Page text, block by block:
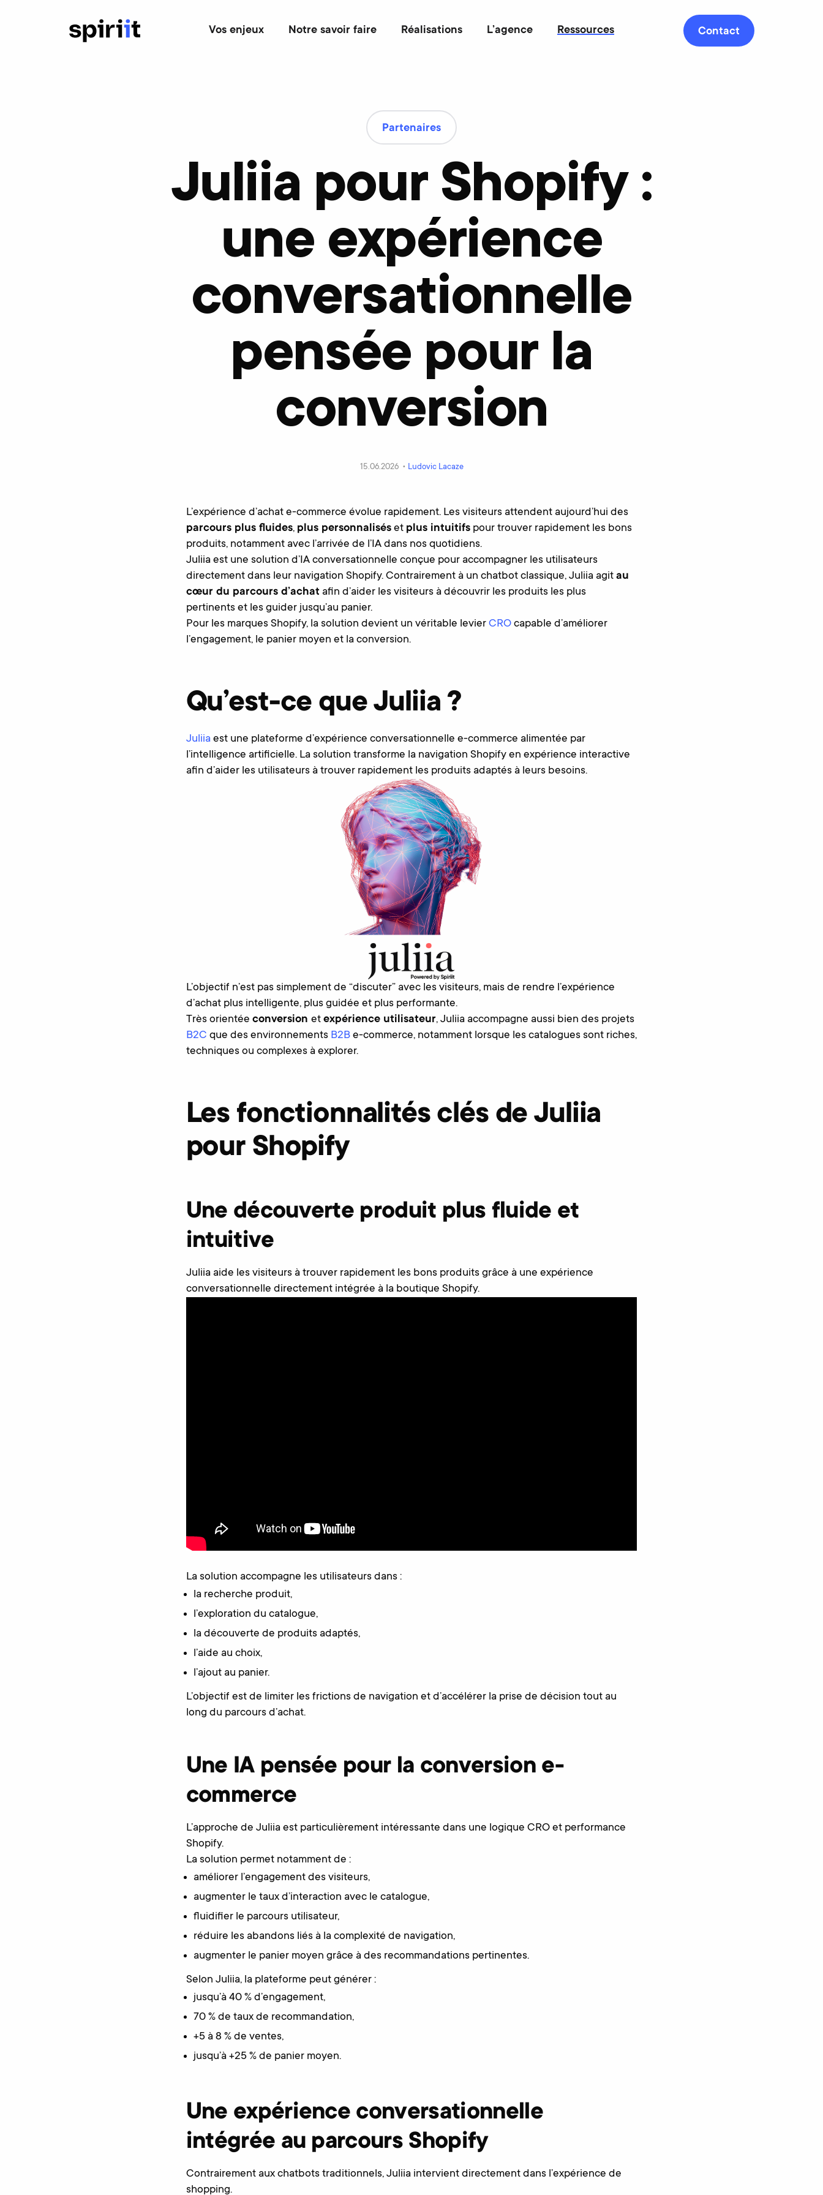
Vos enjeux Notre savoir faire Réalisations L’agence Ressources Contact
Partenaires
Juliia pour Shopify :
une expérience
conversationnelle
pensée pour la
conversion
15.06.2026 • Ludovic Lacaze
L’expérience d’achat e-commerce évolue rapidement. Les visiteurs attendent aujourd’hui des
parcours plus fluides, plus personnaliséset plus intuitifspour trouver rapidement les bons
produits, notamment avec l’arrivée de l’IA dans nos quotidiens.
Juliia est une solution d’IA conversationnelle conçue pour accompagner les utilisateurs
directement dans leur navigation Shopify. Contrairement à un chatbot classique, Juliia agit au
cœur du parcours d’achatafin d’aider les visiteurs à découvrir les produits les plus
pertinents et les guider jusqu’au panier.
Pour les marques Shopify, la solution devient un véritable levier CROcapable d’améliorer
l’engagement, le panier moyen et la conversion.
Qu’est-ce que Juliia ?
Juliia est une plateforme d’expérience conversationnelle e-commerce alimentée par
l’intelligence artificielle. La solution transforme la navigation Shopify en expérience interactive
afin d’aider les utilisateurs à trouver rapidement les produits adaptés à leurs besoins.
L’objectif n’est pas simplement de “discuter” avec les visiteurs, mais de rendre l’expérience
d’achat plus intelligente, plus guidée et plus performante.
Très orientée conversion et expérience utilisateur, Juliia accompagne aussi bien des projets
B2C que des environnements B2Be-commerce, notamment lorsque les catalogues sont riches,
techniques ou complexes à explorer.
Les fonctionnalités clés de Juliia
pour Shopify
Une découverte produit plus fluide et
intuitive
Juliia aide les visiteurs à trouver rapidement les bons produits grâce à une expérience
conversationnelle directement intégrée à la boutique Shopify.
La solution accompagne les utilisateurs dans :
la recherche produit,
l’exploration du catalogue,
la découverte de produits adaptés,
l’aide au choix,
l’ajout au panier.
L’objectif est de limiter les frictions de navigation et d’accélérer la prise de décision tout au
long du parcours d’achat.
Une IA pensée pour la conversion e-
commerce
L’approche de Juliia est particulièrement intéressante dans une logique CRO et performance
Shopify.
La solution permet notamment de :
améliorer l’engagement des visiteurs,
augmenter le taux d’interaction avec le catalogue,
fluidifier le parcours utilisateur,
réduire les abandons liés à la complexité de navigation,
augmenter le panier moyen grâce à des recommandations pertinentes.
Selon Juliia, la plateforme peut générer :
jusqu’à 40 % d’engagement,
70 % de taux de recommandation,
+5 à 8 % de ventes,
jusqu’à +25 % de panier moyen.
Une expérience conversationnelle
intégrée au parcours Shopify
Contrairement aux chatbots traditionnels, Juliia intervient directement dans l’expérience de
shopping.